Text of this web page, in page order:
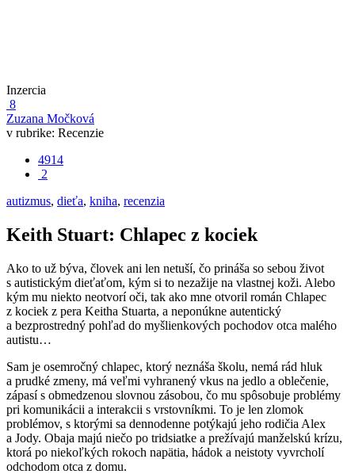
Inzercia
8
Zuzana Močková
v rubrike: Recenzie
4914
2
autizmus, dieťa, kniha, recenzia
Keith Stuart: Chlapec z kociek
Ako to už býva, človek ani len netuší, čo prináša so sebou život
s autistickým dieťaťom, kým si to nezažije na vlastnej koži. Alebo
kým mu niekto neotvorí oči, tak ako mne otvoril román Chlapec
z kociek z pera Keitha Stuarta, a neponúkne autentický
a bezprostredný pohľad do myšlienkových pochodov otca malého
autistu…
Sam je osemročný chlapec, ktorý neznáša školu, nemá rád hluk
a prudké zmeny, má veľmi vyhranený vkus na jedlo a oblečenie,
zápasí s obmedzenou slovnou zásobou, čo mu spôsobuje problémy
pri komunikácii a interakcii s vrstovníkmi. To je len zlomok
problémov, s ktorými sa dennodenne potýkajú jeho rodičia Alex
a Jody. Obaja majú niečo po tridsiatke a prežívajú manželskú krízu,
ktorá po niekoľkých rokoch napätia, hádok a neistoty vyvrcholí
odchodom otca z domu.